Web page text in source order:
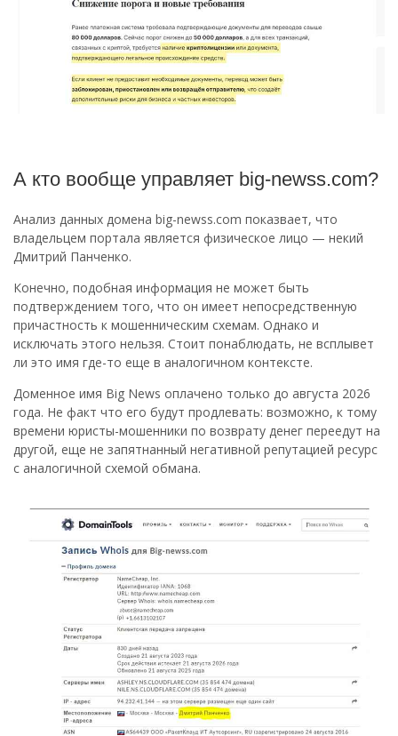
А кто вообще управляет big-newss.com?
Анализ данных домена big-newss.com показвает, что
владельцем портала является физическое лицо — некий
Дмитрий Панченко.
Конечно, подобная информация не может быть
подтверждением того, что он имеет непосредственную
причастность к мошенническим схемам. Однако и
исключать этого нельзя. Стоит понаблюдать, не всплывет
ли это имя где-то еще в аналогичном контексте.
Доменное имя Big News оплачено только до августа 2026
года. Не факт что его будут продлевать: возможно, к тому
времени юристы-мошенники по возврату денег переедут на
другой, еще не запятнанный негативной репутацией ресурс
с аналогичной схемой обмана.